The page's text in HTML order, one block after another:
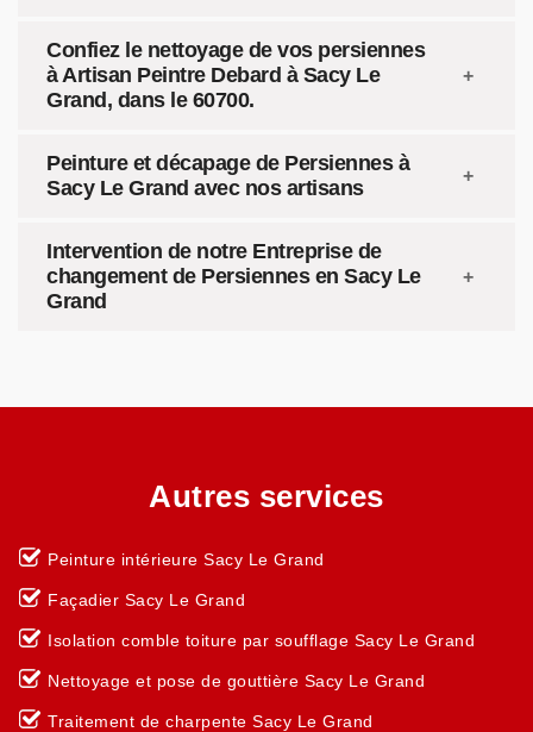
Confiez le nettoyage de vos persiennes
à Artisan Peintre Debard à Sacy Le
Grand, dans le 60700.
Peinture et décapage de Persiennes à
Sacy Le Grand avec nos artisans
Intervention de notre Entreprise de
changement de Persiennes en Sacy Le
Grand
Autres services
Peinture intérieure Sacy Le Grand
Façadier Sacy Le Grand
Isolation comble toiture par soufflage Sacy Le Grand
Nettoyage et pose de gouttière Sacy Le Grand
Traitement de charpente Sacy Le Grand